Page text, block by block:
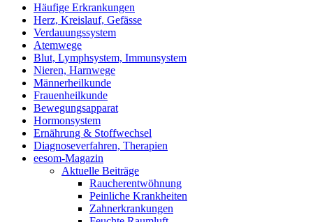
Häufige Erkrankungen
Herz, Kreislauf, Gefässe
Verdauungssystem
Atemwege
Blut, Lymphsystem, Immunsystem
Nieren, Harnwege
Männerheilkunde
Frauenheilkunde
Bewegungsapparat
Hormonsystem
Ernährung & Stoffwechsel
Diagnoseverfahren, Therapien
eesom-Magazin
Aktuelle Beiträge
Raucherentwöhnung
Peinliche Krankheiten
Zahnerkrankungen